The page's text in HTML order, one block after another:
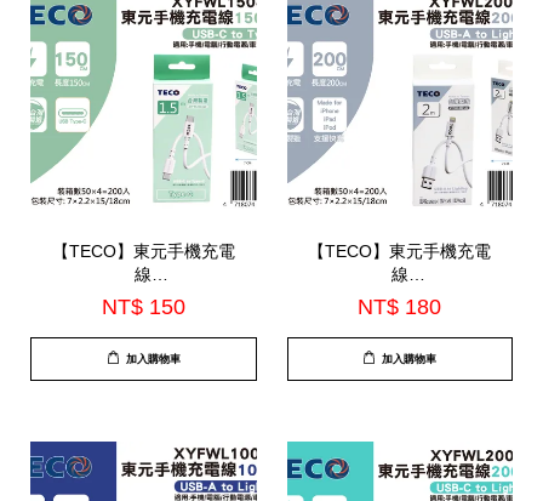
【TECO】東元手機充電
線
150CM(XYFWL1504CC)
NT$ 150
加入購物車
【TECO】東元手機充電
線
200CM(XYFWL2001AL)
NT$ 180
加入購物車